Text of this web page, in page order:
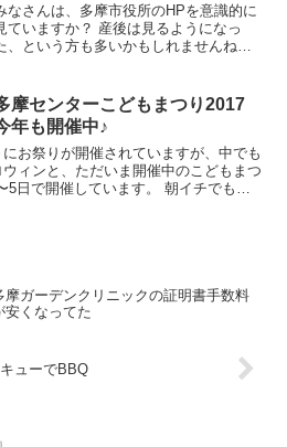
なさんは、多摩市役所のHPを意識的に
ていますか？ 産後は見るようになっ
、という方も多いかもしれませんね。
、驚くほどたくさんあることを知りま
た。 例えば、図書...
摩センターこどもまつり2017
年も開催中♪
お祭りが開催されていますが、中でも
ィンと、ただいま開催中のこどもまつ
5日で開催しています。 朝イチでもこ
摩ガーデンクリニックの証明書手数料
安くなってた
ューでBBQ